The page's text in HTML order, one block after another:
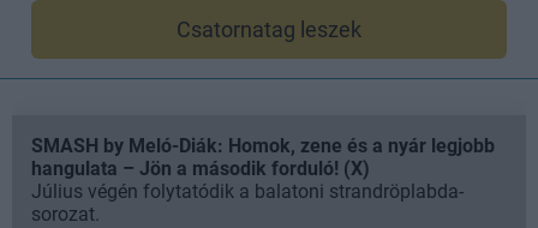
Csatornatag leszek
SMASH by Meló-Diák: Homok, zene és a nyár legjobb
hangulata – Jön a második forduló! (X)
Július végén folytatódik a balatoni strandröplabda-
sorozat.